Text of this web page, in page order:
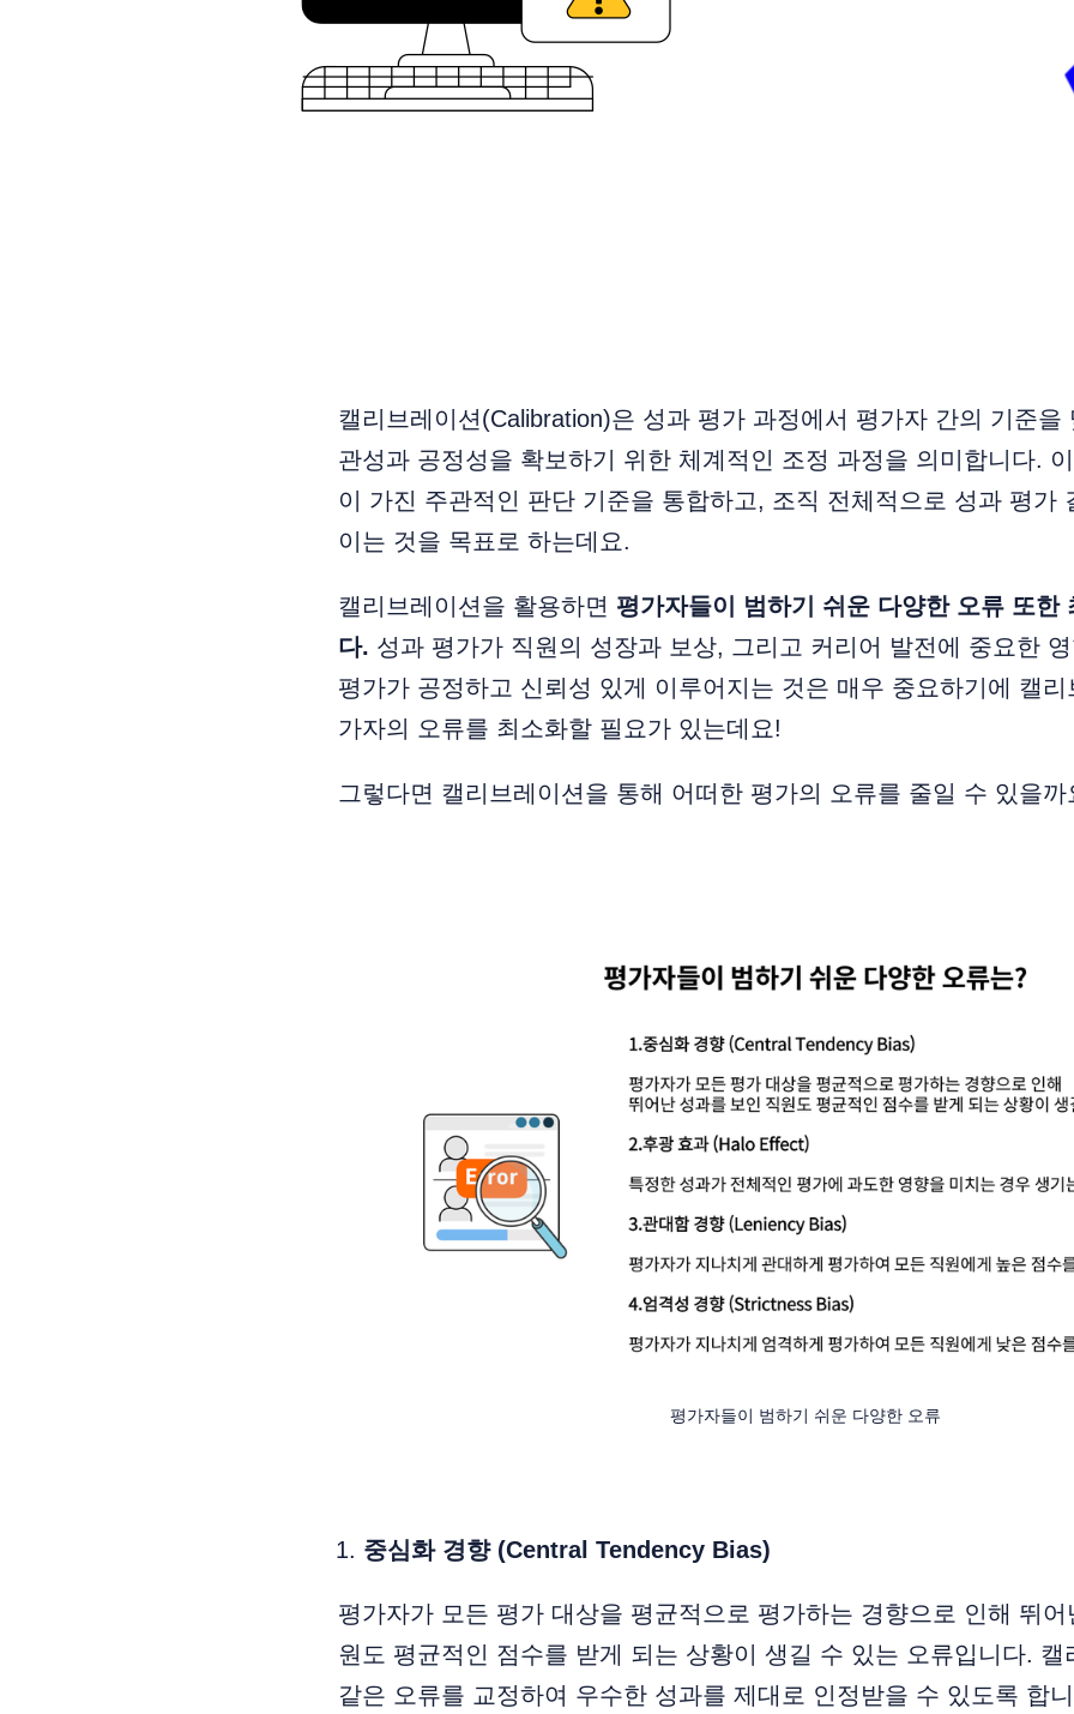
캘리브레이션(Calibration)은 성과 평가 과정에서 평가자 간의 기준을
관성과 공정성을 확보하기 위한 체계적인 조정 과정을 의미합니다.
이 가진 주관적인 판단 기준을 통합하고, 조직 전체적으로 성과 평가
이는 것을 목표로 하는데요.
캘리브레이션을 활용하면 평가자들이 범하기 쉬운 다양한 오류 또한
다. 성과 평가가 직원의 성장과 보상, 그리고 커리어 발전에 중요한
평가가 공정하고 신뢰성 있게 이루어지는 것은 매우 중요하기에 캘
가자의 오류를 최소화할 필요가 있는데요!
그렇다면 캘리브레이션을 통해 어떠한 평가의 오류를 줄일 수 있을까
평가자들이 범하기 쉬운 다양한 오류
중심화 경향 (Central Tendency Bias)
평가자가 모든 평가 대상을 평균적으로 평가하는 경향으로 인해 뛰
원도 평균적인 점수를 받게 되는 상황이 생길 수 있는 오류입니다. 캘
같은 오류를 교정하여 우수한 성과를 제대로 인정받을 수 있도록 합